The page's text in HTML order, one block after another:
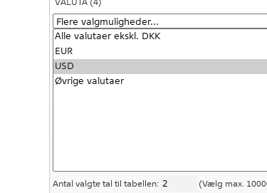
Antal valgte tal til tabellen: (Vælg max.